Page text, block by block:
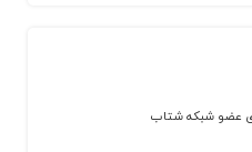
عضو شبکه شتاب